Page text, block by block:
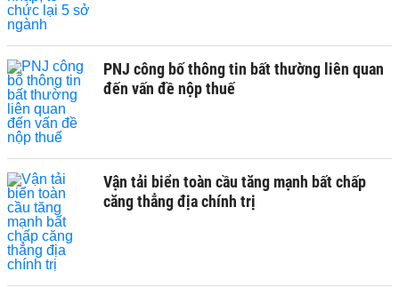
PNJ công bố thông tin bất thường liên quan
đến vấn đề nộp thuế
Vận tải biển toàn cầu tăng mạnh bất chấp
căng thẳng địa chính trị